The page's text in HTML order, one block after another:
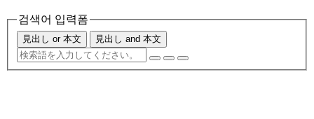
검색어 입력폼
見出し or 本文 見出し and 本文